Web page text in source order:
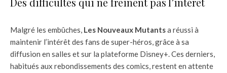
Malgré les embûches, Les Nouveaux Mutantsa réussi à
maintenir l’intérêt des fans de super-héros, grâce à sa
diffusion en salles et sur la plateforme Disney+. Ces derniers,
habitués aux rebondissements des comics, restent en attente